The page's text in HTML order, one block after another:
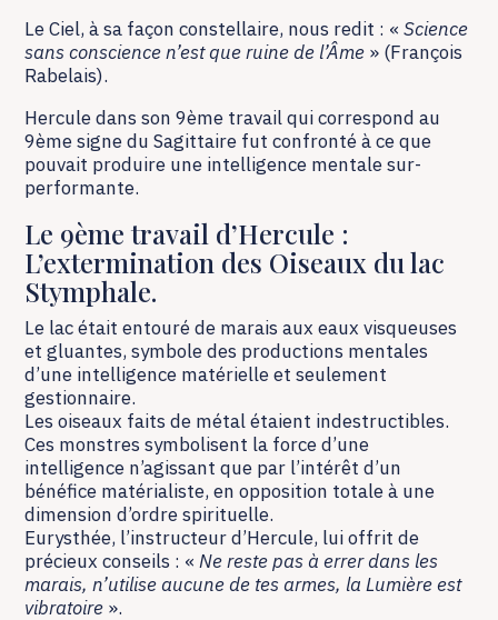
Le Ciel, à sa façon constellaire, nous redit : «Science
sans conscience n’est que ruine de l’Âme » (François
Rabelais).
Hercule dans son 9ème travail qui correspond au
9ème signe du Sagittaire fut confronté à ce que
pouvait produire une intelligence mentale sur-
performante.
Le 9ème travail d’Hercule :
L’extermination des Oiseaux du lac
Stymphale.
Le lac était entouré de marais aux eaux visqueuses
et gluantes, symbole des productions mentales
d’une intelligence matérielle et seulement
gestionnaire.
Les oiseaux faits de métal étaient indestructibles.
Ces monstres symbolisent la force d’une
intelligence n’agissant que par l’intérêt d’un
bénéfice matérialiste, en opposition totale à une
dimension d’ordre spirituelle.
Eurysthée, l’instructeur d’Hercule, lui offrit de
précieux conseils : « Ne reste pas à errer dans les
marais, n’utilise aucune de tes armes, la Lumière est
vibratoire ».